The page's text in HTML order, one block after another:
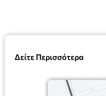
Δείτε Περισσότερα